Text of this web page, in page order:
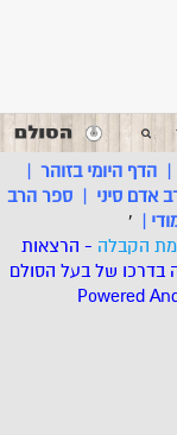
|הדף היומי בזוהר |
אדם סיני |ספר הרב
|
'
הקבלה - הרצאות
בדרכו של בעל הסולם
Powered